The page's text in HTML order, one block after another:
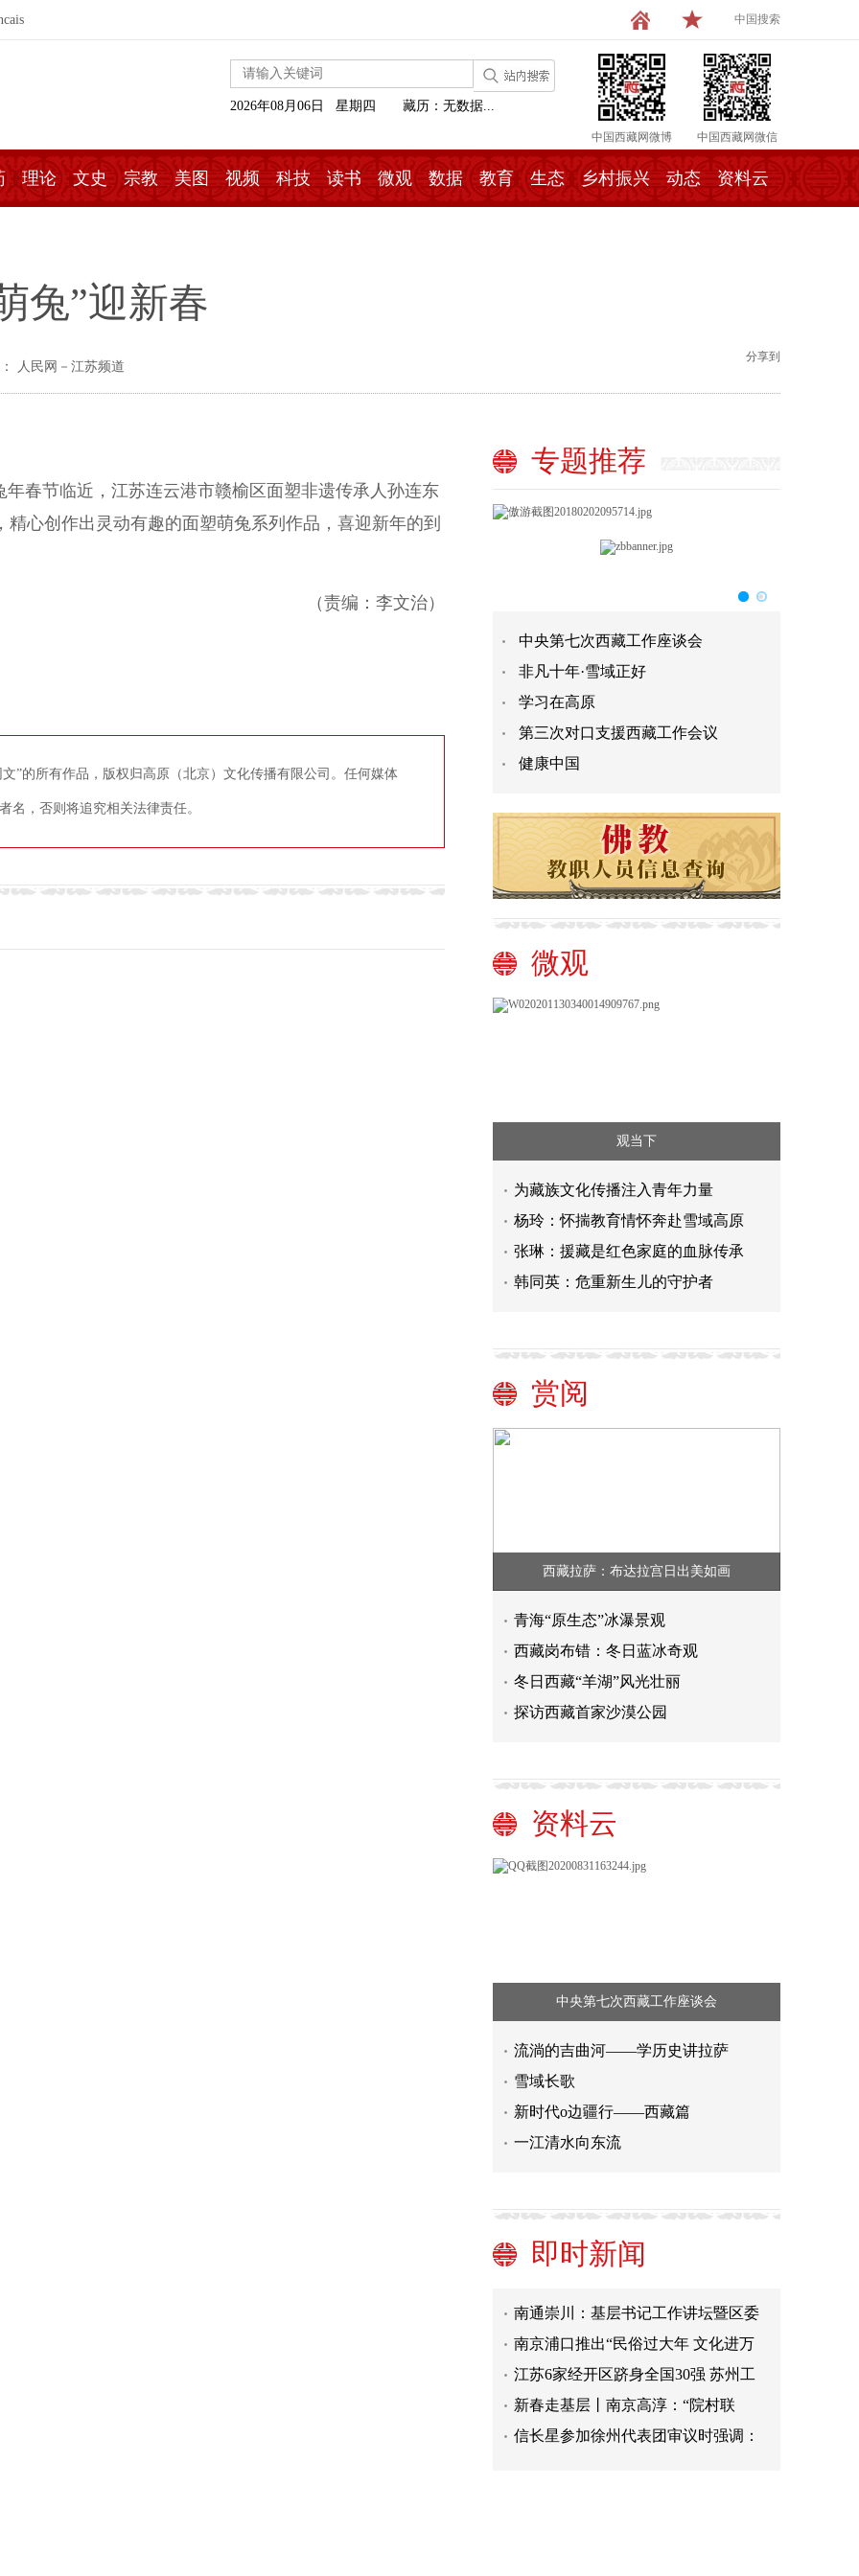
中国搜索
中国西藏网微博 中国西藏网微信
2026年08月06日 星期四 藏历：无数据...
理论 文史 宗教 美图 视频 科技 读书 微观 数据 教育 生态 乡村振兴 动态 资料云
兔”迎新春
人民网－江苏频道
分享到
节临近，江苏连云港市赣榆区面塑非遗传承人孙连东
心创作出灵动有趣的面塑萌兔系列作品，喜迎新年的到
（责编：李文治）
”的所有作品，版权归高原（北京）文化传播有限公司。任何媒体
名，否则将追究相关法律责任。
专题推荐
中央第七次西藏工作座谈会
非凡十年·雪域正好
学习在高原
第三次对口支援西藏工作会议
健康中国
微观
观当下
为藏族文化传播注入青年力量
杨玲：怀揣教育情怀奔赴雪域高原
张琳：援藏是红色家庭的血脉传承
韩同英：危重新生儿的守护者
赏阅
西藏拉萨：布达拉宫日出美如画
青海“原生态”冰瀑景观
西藏岗布错：冬日蓝冰奇观
冬日西藏“羊湖”风光壮丽
探访西藏首家沙漠公园
资料云
中央第七次西藏工作座谈会
流淌的吉曲河——学历史讲拉萨
雪域长歌
新时代o边疆行——西藏篇
一江清水向东流
即时新闻
再现璀璨金陵夜
江苏发布2023年首次大范围道路结冰
黄色预警 涉及12市
江苏省政协十三届一次会议举行预备
会议 审议通过会议议程日程
代表委员说|耿晓云：建议加大苏北师
资人才支持力度
南通崇川：基层书记工作讲坛暨区委
书记冬训“第一课”开讲
南京浦口推出“民俗过大年 文化进万
家”迎春系列主题活动
江苏6家经开区跻身全国30强 苏州工
业园区连续七年排名第一
新春走基层丨南京高淳：“院村联
动”保健康
信长星参加徐州代表团审议时强调：